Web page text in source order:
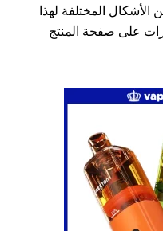
الأشكال المختلفة لهذا
على صفحة المنتج